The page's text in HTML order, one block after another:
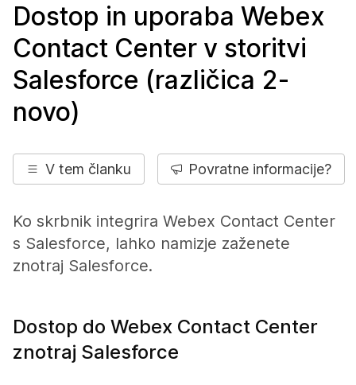
Dostop in uporaba Webex
Contact Center v storitvi
Salesforce (različica 2-
novo)
V tem članku Povratne informacije?
Ko skrbnik integrira Webex Contact Center
s Salesforce, lahko namizje zaženete
znotraj Salesforce.
Dostop do Webex Contact Center
znotraj Salesforce